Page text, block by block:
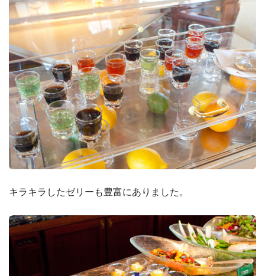
キラキラしたゼリーも豊富にありました。